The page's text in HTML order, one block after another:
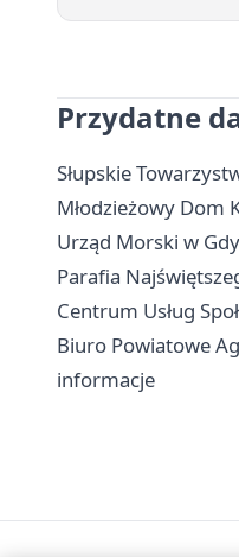
Przydatne
Słupskie
Młodzieżowy Dom
Urząd Morski w
Parafia
Centrum Usług
Biuro Powiatowe
informacje